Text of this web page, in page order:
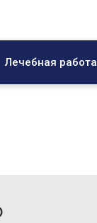
Лечебная работа